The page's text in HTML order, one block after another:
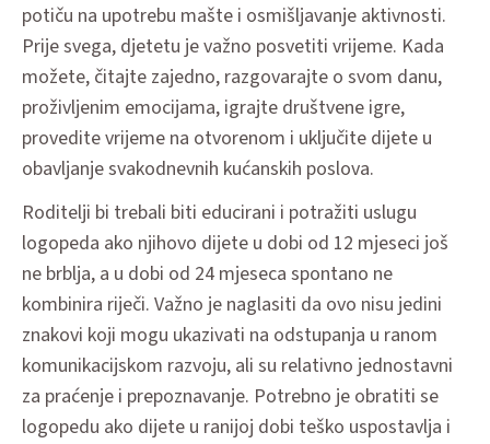
potiču na upotrebu mašte i osmišljavanje aktivnosti.
Prije svega, djetetu je važno posvetiti vrijeme. Kada
možete, čitajte zajedno, razgovarajte o svom danu,
proživljenim emocijama, igrajte društvene igre,
provedite vrijeme na otvorenom i uključite dijete u
obavljanje svakodnevnih kućanskih poslova.
Roditelji bi trebali biti educirani i potražiti uslugu
logopeda ako njihovo dijete u dobi od 12 mjeseci još
ne brblja, a u dobi od 24 mjeseca spontano ne
kombinira riječi. Važno je naglasiti da ovo nisu jedini
znakovi koji mogu ukazivati na odstupanja u ranom
komunikacijskom razvoju, ali su relativno jednostavni
za praćenje i prepoznavanje. Potrebno je obratiti se
logopedu ako dijete u ranijoj dobi teško uspostavlja i